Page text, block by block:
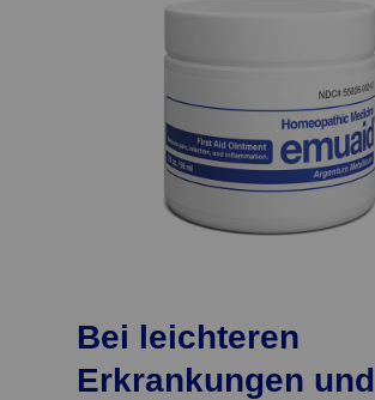
Bei leichteren
Erkrankungen und